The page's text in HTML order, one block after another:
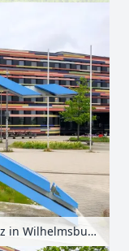
Skulptur am Gertrud-von-Thaden-Platz in Wilhelmsburg, Hamburg, Deutschland